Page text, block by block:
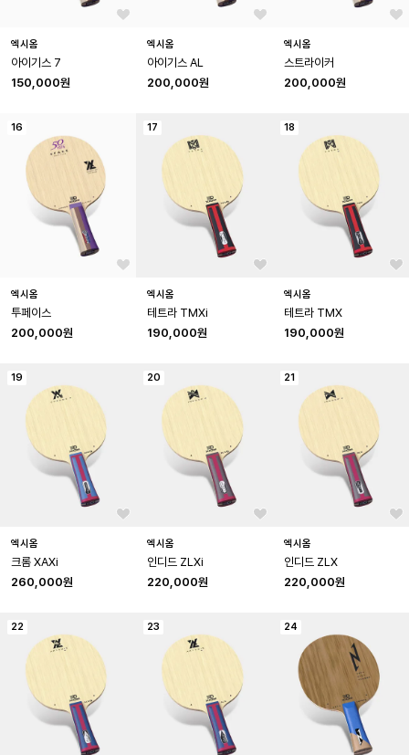
엑시옴
아이기스 7
150,000원
엑시옴
아이기스 AL
200,000원
엑시옴
스트라이커
200,000원
16
엑시옴
투페이스
200,000원
17
엑시옴
테트라 TMXi
190,000원
18
엑시옴
테트라 TMX
190,000원
19
엑시옴
크롬 XAXi
260,000원
20
엑시옴
인디드 ZLXi
220,000원
21
엑시옴
인디드 ZLX
220,000원
22 23 24